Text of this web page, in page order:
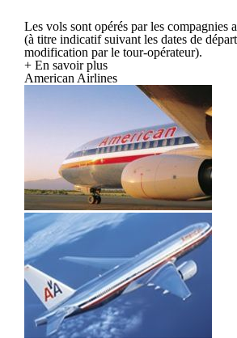
Les vols sont opérés par les compagnies
(à titre indicatif suivant les dates de
modification par le tour-opérateur).
+ En savoir plus
American Airlines